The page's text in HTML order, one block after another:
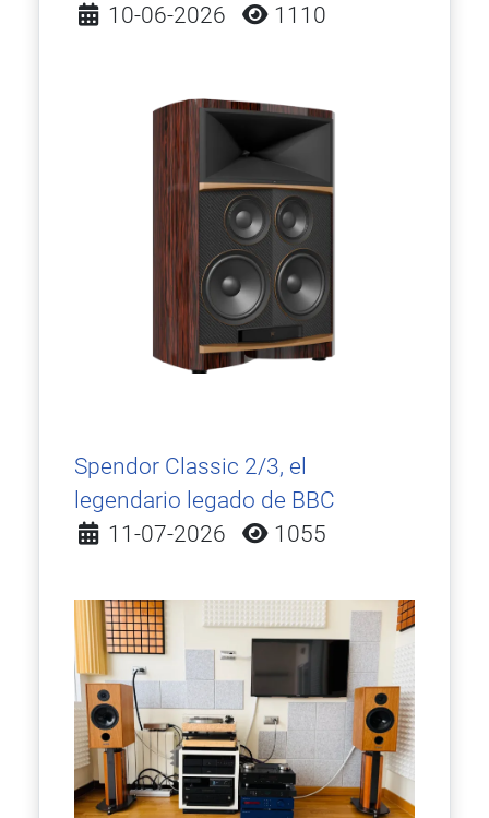
Detalles
10-06-2026 1110
Spendor Classic 2/3, el
legendario legado de BBC
Detalles
11-07-2026 1055